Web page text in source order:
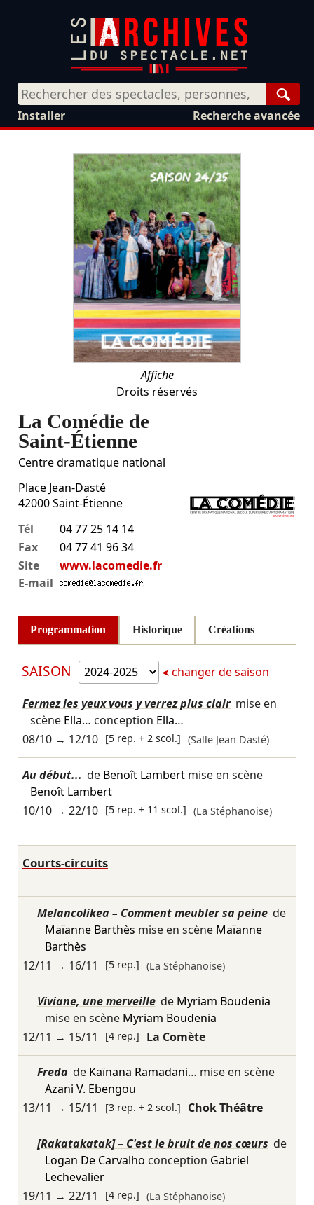
Recherche avancée
Installer
Affiche
Droits réservés
La Comédie de
Saint-Étienne
Centre dramatique national
Place Jean-Dasté
42000 Saint-Étienne
Tél
04 77 25 14 14
Fax
04 77 41 96 34
Site
www.lacomedie.fr
E-mail
Programmation Historique Créations
SAISON changer de saison
Fermez les yeux vous y verrez plus clair mise en
scène Ella… conception Ella…
08/10→ 12/10 [5 rep. + 2 scol.] (Salle Jean Dasté)
Au début... de Benoît Lambertmise en scène
Benoît Lambert
10/10→ 22/10 [5 rep. + 11 scol.] (La Stéphanoise)
Courts-circuits
Melancolikea – Comment meubler sa peine de
Maïanne Barthès mise en scène Maïanne
Barthès
12/11 → 16/11 [5 rep.] (La Stéphanoise)
Viviane, une merveille de Myriam Boudenia
mise en scène Myriam Boudenia
12/11 → 15/11 [4 rep.] La Comète
Freda de Kaïnana Ramadani… mise en scène
Azani V. Ebengou
13/11 → 15/11 [3 rep. + 2 scol.] Chok Théâtre
[Rakatakatak] – C'est le bruit de nos cœurs de
Logan De Carvalho conception Gabriel
Lechevalier
19/11 → 22/11 [4 rep.] (La Stéphanoise)